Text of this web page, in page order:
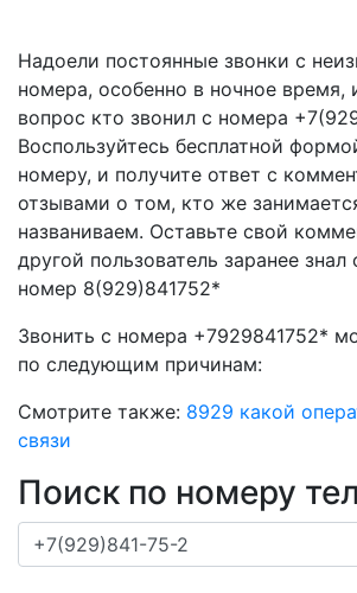
Надоели постоянные звонки с
номера, особенно в ночное время,
вопрос кто звонил с номера
Воспользуйтесь бесплатной
номеру, и получите ответ с
отзывами о том, кто же
названиваем. Оставьте свой
другой пользователь заранее
номер 8(929)841752*
Звонить с номера +7929841752*
по следующим причинам:
Смотрите также: 8929 какой
связи
Поиск по номеру